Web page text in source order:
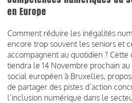
en Europe
Comment réduire les inégalités
encore trop souvent les seniors et
accompagnent au quotidien ? Cette
tiendra le 14 Novembre prochain
social européen à Bruxelles,
de partager des pistes d’action
l’inclusion numérique dans le